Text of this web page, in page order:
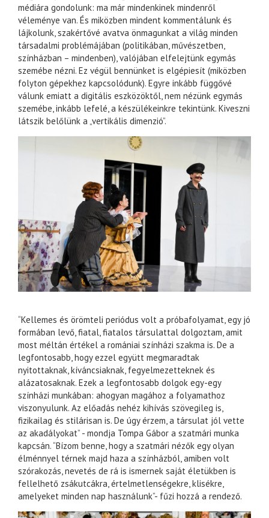
médiára gondolunk: ma már mindenkinek mindenről
véleménye van. És miközben mindent kommentálunk és
lájkolunk, szakértővé avatva önmagunkat a világ minden
társadalmi problémájában (politikában, művészetben,
színházban – mindenben), valójában elfelejtünk egymás
szemébe nézni. Ez végül bennünket is elgépiesít (miközben
folyton gépekhez kapcsolódunk). Egyre inkább függővé
válunk emiatt a digitális eszközöktől, nem nézünk egymás
szemébe, inkább lefelé, a készülékeinkre tekintünk. Kiveszni
látszik belőlünk a „vertikális dimenzió”.
“Kellemes és örömteli periódus volt a próbafolyamat, egy jó
formában levő, fiatal, fiatalos társulattal dolgoztam, amit
most méltán értékel a romániai színházi szakma is. De a
legfontosabb, hogy ezzel együtt megmaradtak
nyitottaknak, kíváncsiaknak, fegyelmezetteknek és
alázatosaknak. Ezek a legfontosabb dolgok egy-egy
színházi munkában: ahogyan magához a folyamathoz
viszonyulunk. Az előadás nehéz kihívás szövegileg is,
fizikailag és stilárisan is. De úgy érzem, a társulat jól vette
az akadályokat” - mondja Tompa Gábor a szatmári munka
kapcsán. “Bízom benne, hogy a szatmári nézők egy olyan
élménnyel térnek majd haza a színházból, amiben volt
szórakozás, nevetés de rá is ismernek saját életükben is
fellelhető zsákutcákra, értelmetlenségekre, klisékre,
amelyeket minden nap használunk”- fűzi hozzá a rendező.